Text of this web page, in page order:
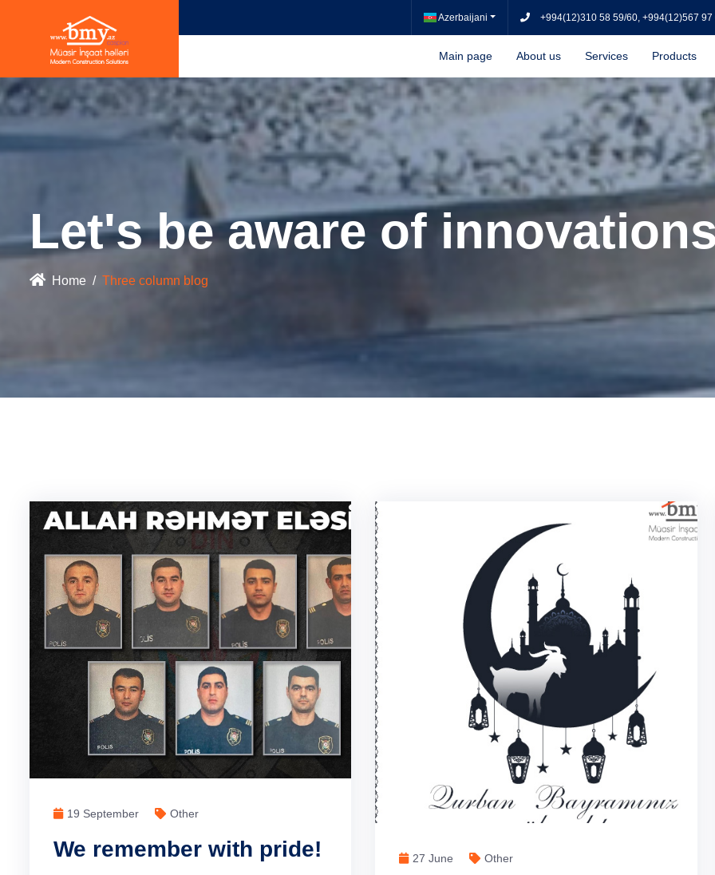
Azerbaijani +994(12)310 58 59/60, +994(12)567 97
Main page About us Services Products
Let's be aware of
Home Three column blog
19 September Other
We remember with pride! 27 June Other